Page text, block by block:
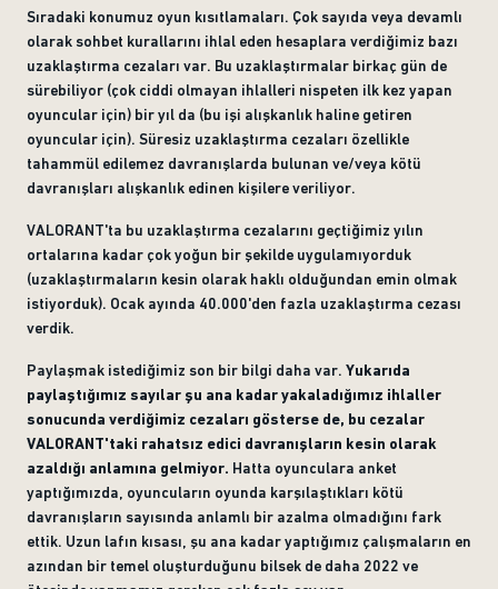
Sıradaki konumuz oyun kısıtlamaları. Çok sayıda veya devamlı
olarak sohbet kurallarını ihlal eden hesaplara verdiğimiz bazı
uzaklaştırma cezaları var. Bu uzaklaştırmalar birkaç gün de
sürebiliyor (çok ciddi olmayan ihlalleri nispeten ilk kez yapan
oyuncular için) bir yıl da (bu işi alışkanlık haline getiren
oyuncular için). Süresiz uzaklaştırma cezaları özellikle
tahammül edilemez davranışlarda bulunan ve/veya kötü
davranışları alışkanlık edinen kişilere veriliyor.
VALORANT'ta bu uzaklaştırma cezalarını geçtiğimiz yılın
ortalarına kadar çok yoğun bir şekilde uygulamıyorduk
(uzaklaştırmaların kesin olarak haklı olduğundan emin olmak
istiyorduk). Ocak ayında 40.000'den fazla uzaklaştırma cezası
verdik.
Paylaşmak istediğimiz son bir bilgi daha var. Yukarıda
paylaştığımız sayılar şu ana kadar yakaladığımız ihlaller
sonucunda verdiğimiz cezaları gösterse de, bu cezalar
VALORANT'taki rahatsız edici davranışların kesin olarak
azaldığı anlamına gelmiyor. Hatta oyunculara anket
yaptığımızda, oyuncuların oyunda karşılaştıkları kötü
davranışların sayısında anlamlı bir azalma olmadığını fark
ettik. Uzun lafın kısası, şu ana kadar yaptığımız çalışmaların en
azından bir temel oluşturduğunu bilsek de daha 2022 ve